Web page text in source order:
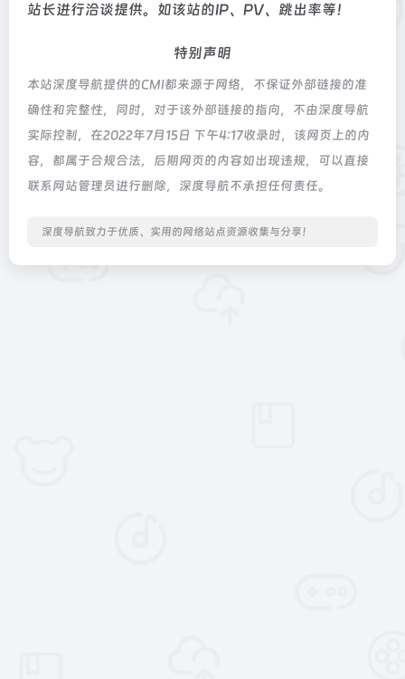
站长进行洽谈提供。如该站的IP、PV、跳出率等！
特别声明
本站深度导航提供的CMI都来源于网络，不保证外部链接的准
确性和完整性，同时，对于该外部链接的指向，不由深度导航
实际控制，在2022年7月15日 下午4:17收录时，该网页上的内
容，都属于合规合法，后期网页的内容如出现违规，可以直接
联系网站管理员进行删除，深度导航不承担任何责任。
深度导航致力于优质、实用的网络站点资源收集与分享！